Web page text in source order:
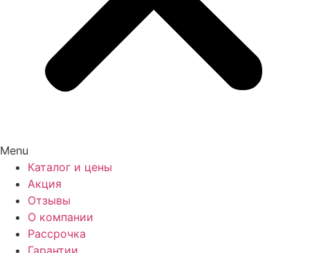
Menu
Каталог и цены
Акция
Отзывы
О компании
Рассрочка
Гарантии